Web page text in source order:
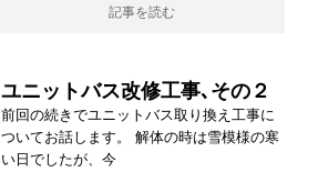
記事を読む
ユニットバス改修工事､その２
前回の続きでユニットバス取り換え工事に
ついてお話します。 解体の時は雪模様の寒
い日でしたが、今